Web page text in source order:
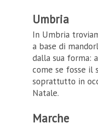
Umbria
In Umbria
a base di
dalla sua forma:
come se fosse il
soprattutto in
Natale.
Marche